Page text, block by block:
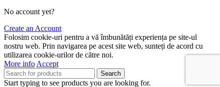
No account yet?
Create an Account
Folosim cookie-uri pentru a vă îmbunătăți experiența pe site-ul
nostru web. Prin navigarea pe acest site web, sunteți de acord cu
utilizarea cookie-urilor de către noi.
More info Accept
Search
Start typing to see products you are looking for.